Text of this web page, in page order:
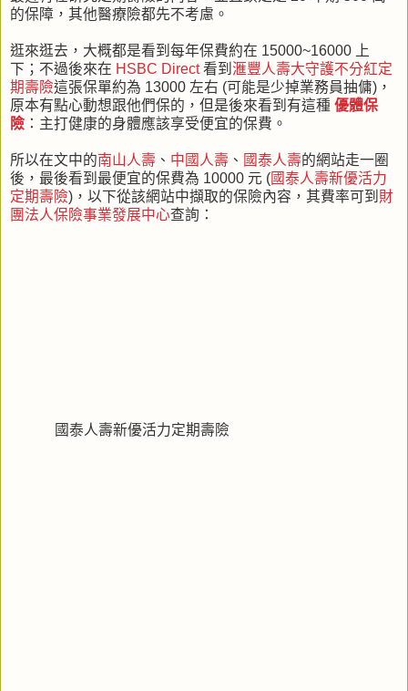
的保障，其他醫療險都先不考慮。
逛來逛去，大概都是看到每年保費約在 15000~16000 上
下；不過後來在 HSBC Direct看到 滙豐人壽大守護不分紅定
期壽險這張保單約為 13000 左右 (可能是少掉業務員抽傭)，
原本有點心動想跟他們保的，但是後來看到有這種 優體保
險 ：主打健康的身體應該享受便宜的保費。
所以在文中的南山人壽 、 中國人壽 、 國泰人壽的網站走一圈
後，最後看到最便宜的保費為 10000 元 (國泰人壽新優活力
定期壽險)，以下從該網站中擷取的保險內容，其費率可到 財
團法人保險事業發展中心查詢：
國泰人壽新優活力定期壽險